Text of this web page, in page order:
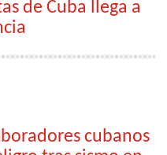
de Cuba llega a
cubanos